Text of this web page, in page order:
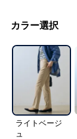
カラー選択
ライトベージ
ュ